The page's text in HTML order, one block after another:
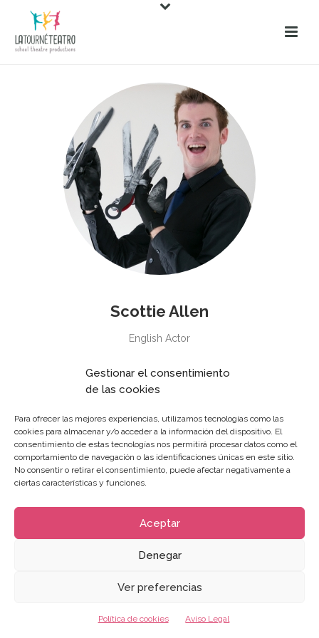
Gestionar el consentimiento
de las cookies
Para ofrecer las mejores experiencias, utilizamos tecnologías como las
cookies para almacenar y/o acceder a la información del dispositivo. El
consentimiento de estas tecnologías nos permitirá procesar datos como el
comportamiento de navegación o las identificaciones únicas en este sitio.
No consentir o retirar el consentimiento, puede afectar negativamente a
ciertas características y funciones.
Aceptar
Denegar
Ver preferencias
Política de cookies Aviso Legal
Scottie Allen
English Actor
Diseñado porFactoryfy2017
Aviso Legal| Política de privacidad|Política de cookies